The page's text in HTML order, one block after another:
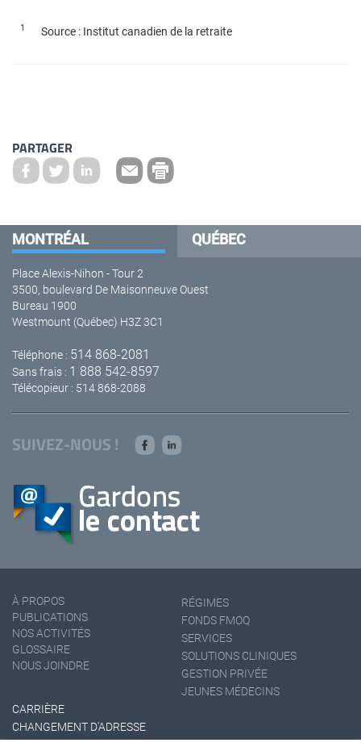
1 Source : Institut canadien de la retraite
PARTAGER
MONTRÉAL QUÉBEC
Place Alexis-Nihon - Tour 2
3500, boulevard De Maisonneuve Ouest
Bureau 1900
Westmount (Québec) H3Z 3C1
Téléphone : 514 868-2081
Sans frais : 1 888 542-8597
Télécopieur : 514 868-2088
SUIVEZ-NOUS !
À PROPOS
PUBLICATIONS
NOS ACTIVITÉS
GLOSSAIRE
NOUS JOINDRE
RÉGIMES
FONDS FMOQ
SERVICES
SOLUTIONS CLINIQUES
GESTION PRIVÉE
JEUNES MÉDECINS
CARRIÈRE
CHANGEMENT D'ADRESSE